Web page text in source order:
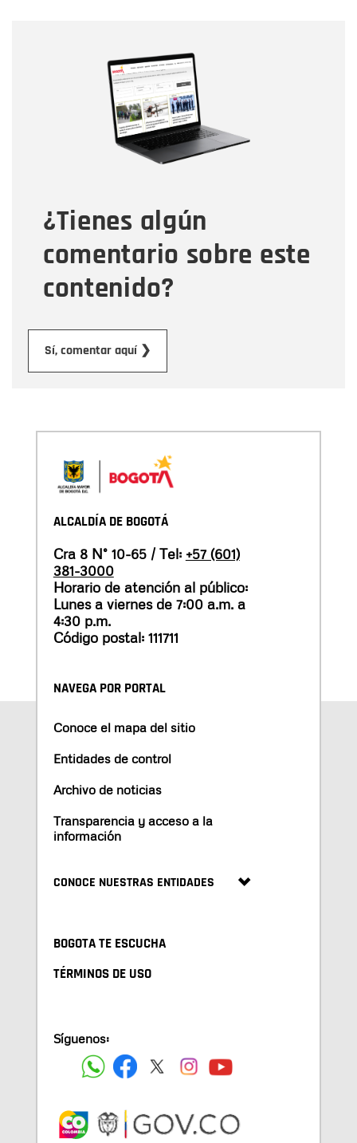
¿Tienes algún
comentario sobre este
contenido?
Sí, comentar aquí ❯
Correo electrónico
Tipo de comentario
Mensaje
ALCALDÍA DE BOGOTÁ
Cra 8 N° 10-65 / Tel: +57 (601)
381-3000
Horario de atención al público:
Lunes a viernes de 7:00 a.m. a
4:30 p.m.
Código postal: 111711
NAVEGA POR PORTAL
Conoce el mapa del sitio
Entidades de control
Archivo de noticias
Transparencia y acceso a la
información
CONOCE NUESTRAS ENTIDADES
BOGOTA TE ESCUCHA
TÉRMINOS DE USO
Síguenos: